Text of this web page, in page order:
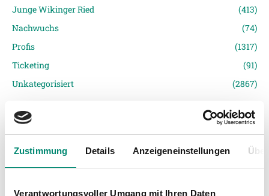
Zustimmung Details Anzeigeneinstellungen
Verantwortungsvoller Umgang mit Ihren Daten
Junge Wikinger Ried
(413)
Nachwuchs
(74)
Profis
(1317)
Ticketing
(91)
Unkategorisiert
(2867)